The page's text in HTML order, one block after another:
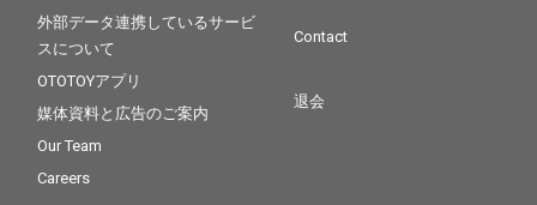
外部データ連携しているサービ
スについて
OTOTOYアプリ
媒体資料と広告のご案内
Our Team
Careers
Contact
退会